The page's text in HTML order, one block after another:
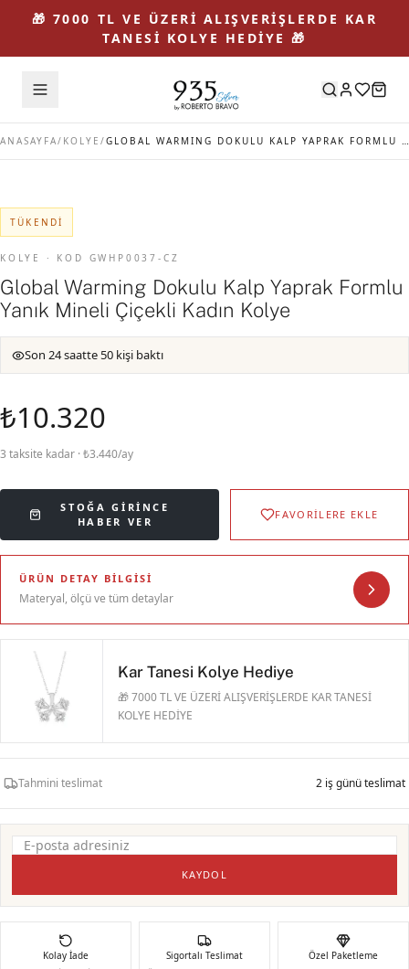
🎁 7000 TL VE ÜZERİ ALIŞVERİŞLERDE KAR
TANESİ KOLYE HEDİYE 🎁
ANASAYFA/ KOLYE / GLOBAL WARMING DOKULU KALP YAPRAK FORMLU YANIK MINELI ÇIÇEKLI KADIN KOLYE
TÜKENDI
KOLYE · KOD GWHP0037-CZ
Global Warming Dokulu Kalp Yaprak Formlu
Yanık Mineli Çiçekli Kadın Kolye
Son 24 saatte 50 kişi baktı
₺10.320
3 taksite kadar · ₺3.440/ay
STOĞA GIRINCE
HABER VER
FAVORİLERE EKLE
ÜRÜN DETAY BILGISI
Materyal, ölçü ve tüm detaylar
Kar Tanesi Kolye Hediye
🎁 7000 TL VE ÜZERİ ALIŞVERİŞLERDE KAR TANESİ
KOLYE HEDİYE
Tahmini teslimat 2 iş günü teslimat
KAYDOL
Kolay İade
Sigortalı Teslimat
Özel Paketleme